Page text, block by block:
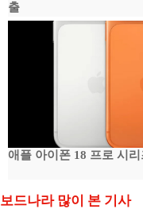
출
애플 아이폰 18 프로 시
보드나라 많이 본 기사